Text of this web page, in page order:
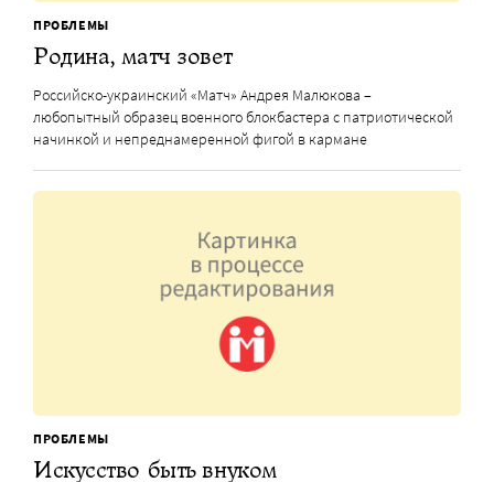
ПРОБЛЕМЫ
Родина, матч зовет
Российско-украинский «Матч» Андрея Малюкова –
любопытный образец военного блокбастера с патриотической
начинкой и непреднамеренной фигой в кармане
ПРОБЛЕМЫ
Искусство быть внуком